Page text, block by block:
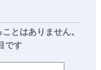
とはありません。
です